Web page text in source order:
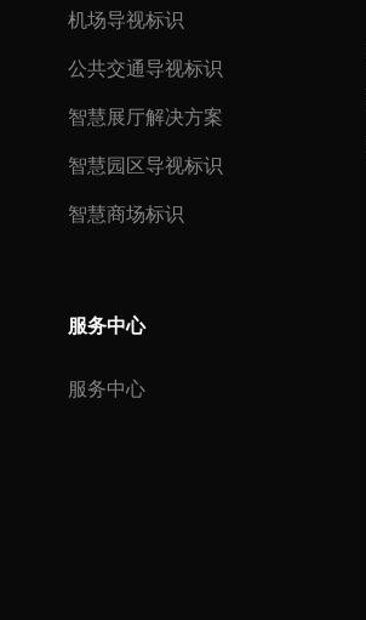
机场导视标识
公共交通导视标识
智慧展厅解决方案
智慧园区导视标识
智慧商场标识
服务中心
服务中心